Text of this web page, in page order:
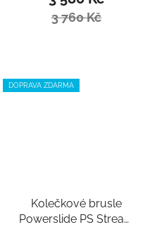
3 760 Kč
DOPRAVA ZDARMA
Kolečkové brusle
Powerslide PS Stream